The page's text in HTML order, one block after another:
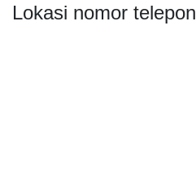
Lokasi nomor telepon